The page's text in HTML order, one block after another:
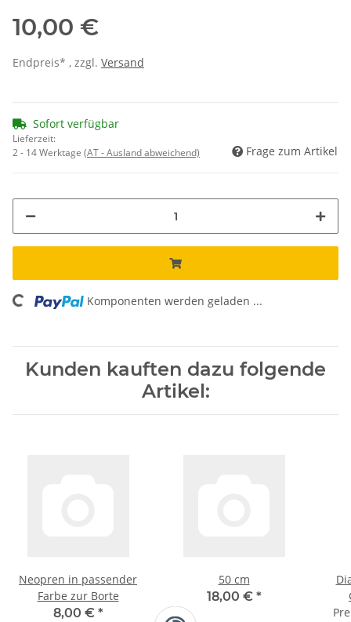
10,00 €
Endpreis* , zzgl. Versand
Sofort verfügbar
Lieferzeit:
2 - 14 Werktage (AT - Ausland abweichend) Frage zum Artikel
Loading... Komponenten werden geladen ...
Kunden kauften dazu folgende
Artikel:
Neopren in passender
Farbe zur Borte
8,00 € *
50 cm
18,00 € *